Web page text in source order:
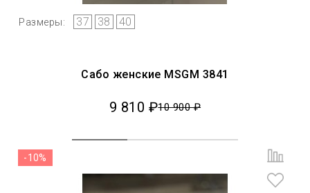
Размеры: 37 38 40
Сабо женские MSGM 3841
9 810 ₽10 900 ₽
-10%